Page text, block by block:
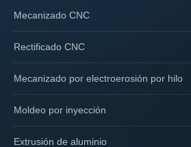
Mecanizado CNC
Rectificado CNC
Mecanizado por electroerosión por hilo
Moldeo por inyección
Extrusión de aluminio